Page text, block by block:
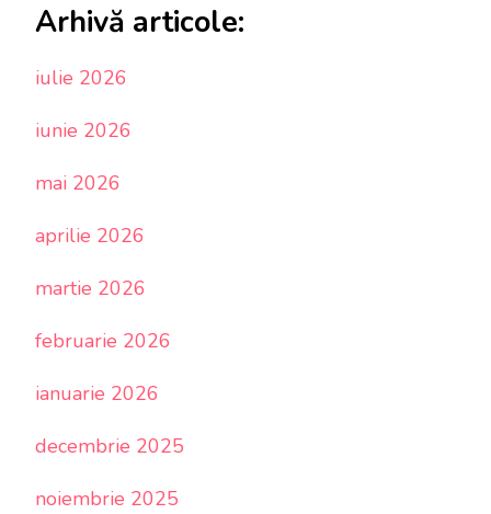
Arhivă articole:
iulie 2026
iunie 2026
mai 2026
aprilie 2026
martie 2026
februarie 2026
ianuarie 2026
decembrie 2025
noiembrie 2025